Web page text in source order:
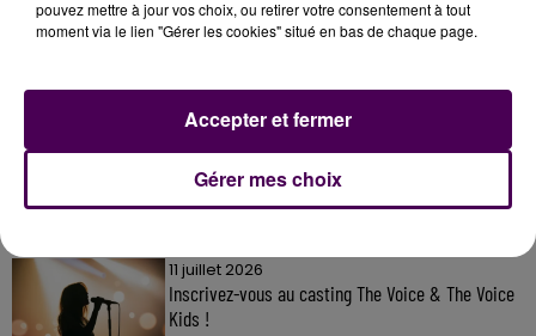
À LA UNE
31 juillet 2026
Gagnez vos entrées à Terra Botanica !
11 juillet 2026
Inscrivez-vous au casting The Voice & The Voice
Kids !
pouvez mettre à jour vos choix, ou retirer votre consentement à tout
moment via le lien "Gérer les cookies" situé en bas de chaque page.
Gérer mes choix
Accepter et fermer